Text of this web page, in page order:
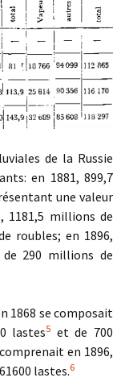
de la Russie
en 1881, 899,7
une valeur
1181,5 millions de
roubles; en 1896,
de 290 millions de
1868 se composait
lastes5 et de 700
en 1896,
lastes.6